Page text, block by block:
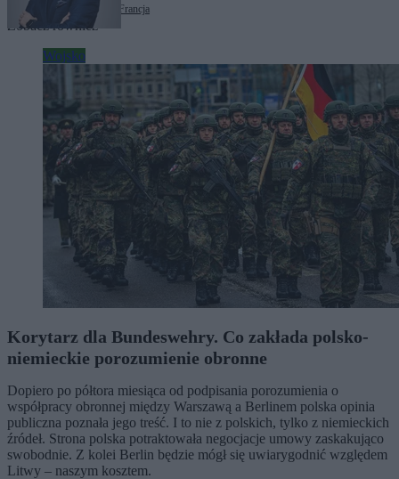
Tagi: Emmanuel Macron Francja
Zobacz również
Wojsko
Korytarz dla Bundeswehry. Co zakłada polsko-
niemieckie porozumienie obronne
Dopiero po półtora miesiąca od podpisania porozumienia o
współpracy obronnej między Warszawą a Berlinem polska opinia
publiczna poznała jego treść. I to nie z polskich, tylko z niemieckich
źródeł. Strona polska potraktowała negocjacje umowy zaskakująco
swobodnie. Z kolei Berlin będzie mógł się uwiarygodnić względem
Litwy – naszym kosztem.